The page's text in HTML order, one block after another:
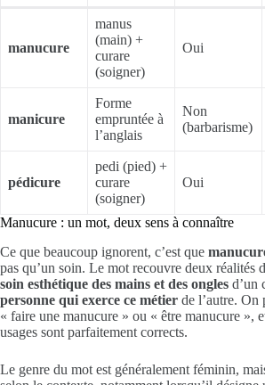
manucure
manus
(main) +
curare
(soigner)
Oui
manicure
Forme
empruntée à
l’anglais
Non
(barbarisme)
pédicure
pedi (pied) +
curare
(soigner)
Oui
Manucure : un mot, deux sens à connaître
Ce que beaucoup ignorent, c’est que
pas qu’un soin. Le mot recouvre deux réalités
soin esthétique des mains et des ongles d’un
personne qui exerce ce métier de l’autre. On
« faire une manucure » ou « être manucure »,
usages sont parfaitement corrects.
Le genre du mot est généralement féminin,